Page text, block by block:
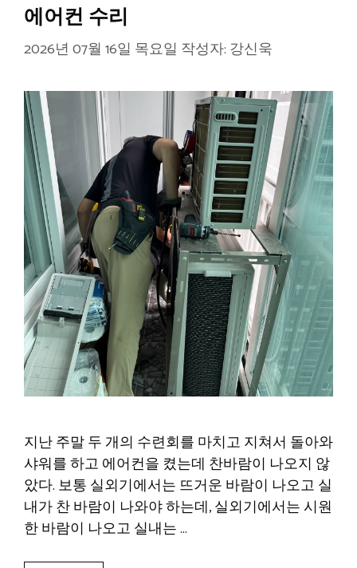
에어컨 수리
2026년 07월 16일 목요일 작성자: 강신욱
지난 주말 두 개의 수련회를 마치고 지쳐서 돌아와
샤워를 하고 에어컨을 켰는데 찬바람이 나오지 않
았다. 보통 실외기에서는 뜨거운 바람이 나오고 실
내가 찬 바람이 나와야 하는데, 실외기에서는 시원
한 바람이 나오고 실내는 …